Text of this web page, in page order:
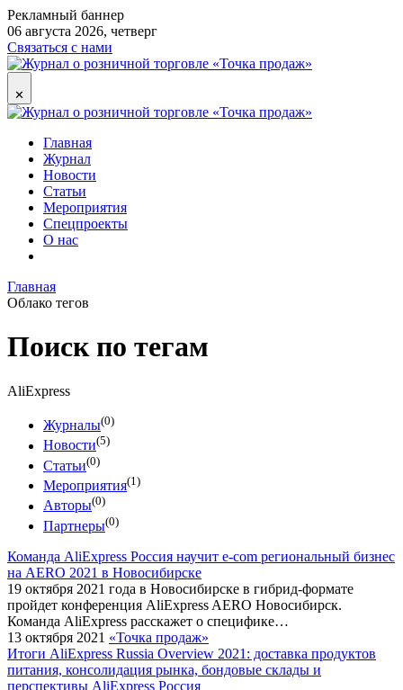
Рекламный баннер
06 августа 2026, четверг
Связаться с нами
✕
Главная
Журнал
Новости
Статьи
Мероприятия
Спецпроекты
О нас
Главная
Облако тегов
Поиск по тегам
AliExpress
Журналы(0)
Новости(5)
Статьи(0)
Мероприятия(1)
Авторы(0)
Партнеры(0)
Команда AliExpress Россия научит e-com региональный бизнес
на AERO 2021 в Новосибирске
19 октября 2021 года в Новосибирске в гибрид-формате
пройдет конференция AliExpress AERO Новосибирск.
Команда AliExpress расскажет о специфике…
13 октября 2021 «Точка продаж»
Итоги AliExpress Russia Overview 2021: доставка продуктов
питания, консолидация рынка, бондовые склады и
перспективы AliExpress Россия